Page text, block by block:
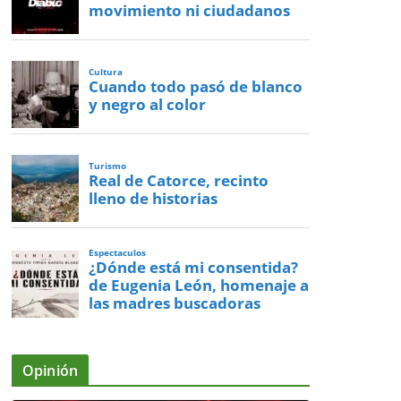
movimiento ni ciudadanos
Cultura
Cuando todo pasó de blanco
y negro al color
Turismo
Real de Catorce, recinto
lleno de historias
Espectaculos
¿Dónde está mi consentida?
de Eugenia León, homenaje a
las madres buscadoras
Opinión